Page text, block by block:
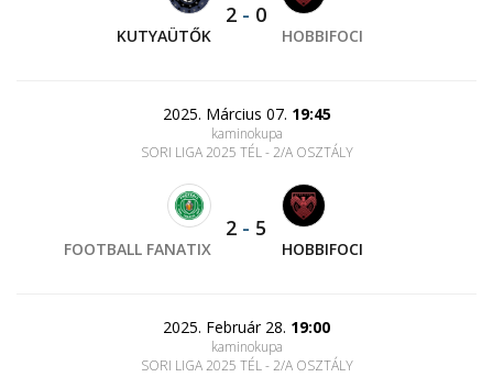
KUTYAÜTŐK
2 - 0
HOBBIFOCI
2025. Március 07. 19:45
kaminokupa
SORI LIGA 2025 TÉL - 2/A OSZTÁLY
FOOTBALL FANATIX
2 - 5
HOBBIFOCI
2025. Február 28. 19:00
kaminokupa
SORI LIGA 2025 TÉL - 2/A OSZTÁLY